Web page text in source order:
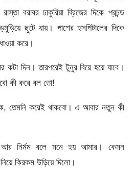
বরাবর ঢাকুরিয়া ব্রিজের দিকে প্রচন্ড
ছুটে যায়। পাশের হসপিটালের দিকে
করে।
দিন। তারপরেই টুনুর বিয়ে হয়ে যাবে।
কী করে বল তো!
তেমনি করেই থাকবো। এ আবার নতুন কী
আর নির্মম বলে মনে হয় আমার। কেমন
কিরকম উড়িয়ে দিলো।